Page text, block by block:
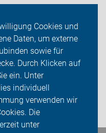
Cookies und
Daten, um externe
sowie für
Durch Klicken auf
ein. Unter
individuell
verwenden wir
Die
unter